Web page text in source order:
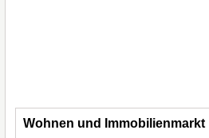
Wohnen und Immobilienmarkt